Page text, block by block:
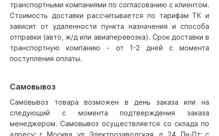
транспортными компаниями по согласованию с клиентом.
Стоимость доставки рассчитывается по тарифам ТК и
зависит от удаленности пункта назначения и способа
отправки (авто, ж/д или авиаперевозка). Срок доставки в
транспортную компанию - от 1-2 дней с момента
поступления оплаты.
Самовывоз
Самовывоз товара возможен в день заказа или на
следующий с момента подтверждения заказа
менеджером. Самовывоз осуществляется со склада по
адресу: г. Москва, ул. Электрозаводская, д. 24, Пн-Пт: с